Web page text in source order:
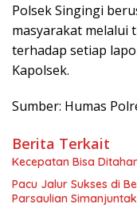
Polsek Singingi
masyarakat melalui
terhadap setiap
Kapolsek.
Sumber: Humas
Berita Terkait
Kecepatan Bisa
Pacu Jalur Sukses di
Parsaulian